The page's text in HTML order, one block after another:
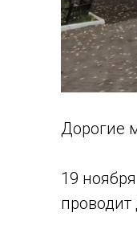
Дорогие
19